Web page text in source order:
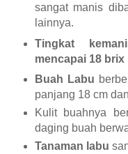
sangat manis
lainnya.
Tingkat
mencapai 18 brix
Buah Labu
panjang 18 cm
Kulit buahnya
daging buah
Tanaman labu